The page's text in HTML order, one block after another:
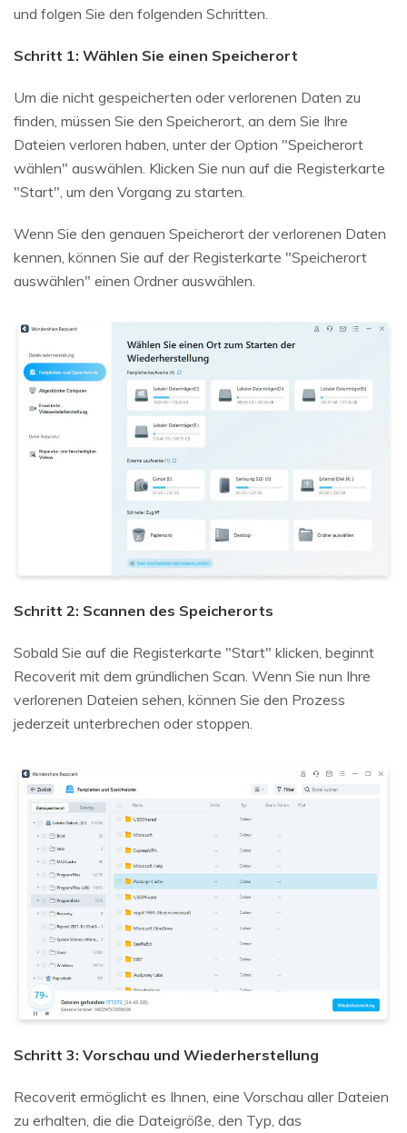
und folgen Sie den folgenden Schritten.
Schritt 1: Wählen Sie einen Speicherort
Um die nicht gespeicherten oder verlorenen Daten zu
finden, müssen Sie den Speicherort, an dem Sie Ihre
Dateien verloren haben, unter der Option "Speicherort
wählen" auswählen. Klicken Sie nun auf die Registerkarte
"Start", um den Vorgang zu starten.
Wenn Sie den genauen Speicherort der verlorenen Daten
kennen, können Sie auf der Registerkarte "Speicherort
auswählen" einen Ordner auswählen.
Schritt 2: Scannen des Speicherorts
Sobald Sie auf die Registerkarte "Start" klicken, beginnt
Recoverit mit dem gründlichen Scan. Wenn Sie nun Ihre
verlorenen Dateien sehen, können Sie den Prozess
jederzeit unterbrechen oder stoppen.
Schritt 3: Vorschau und Wiederherstellung
Recoverit ermöglicht es Ihnen, eine Vorschau aller Dateien
zu erhalten, die die Dateigröße, den Typ, das